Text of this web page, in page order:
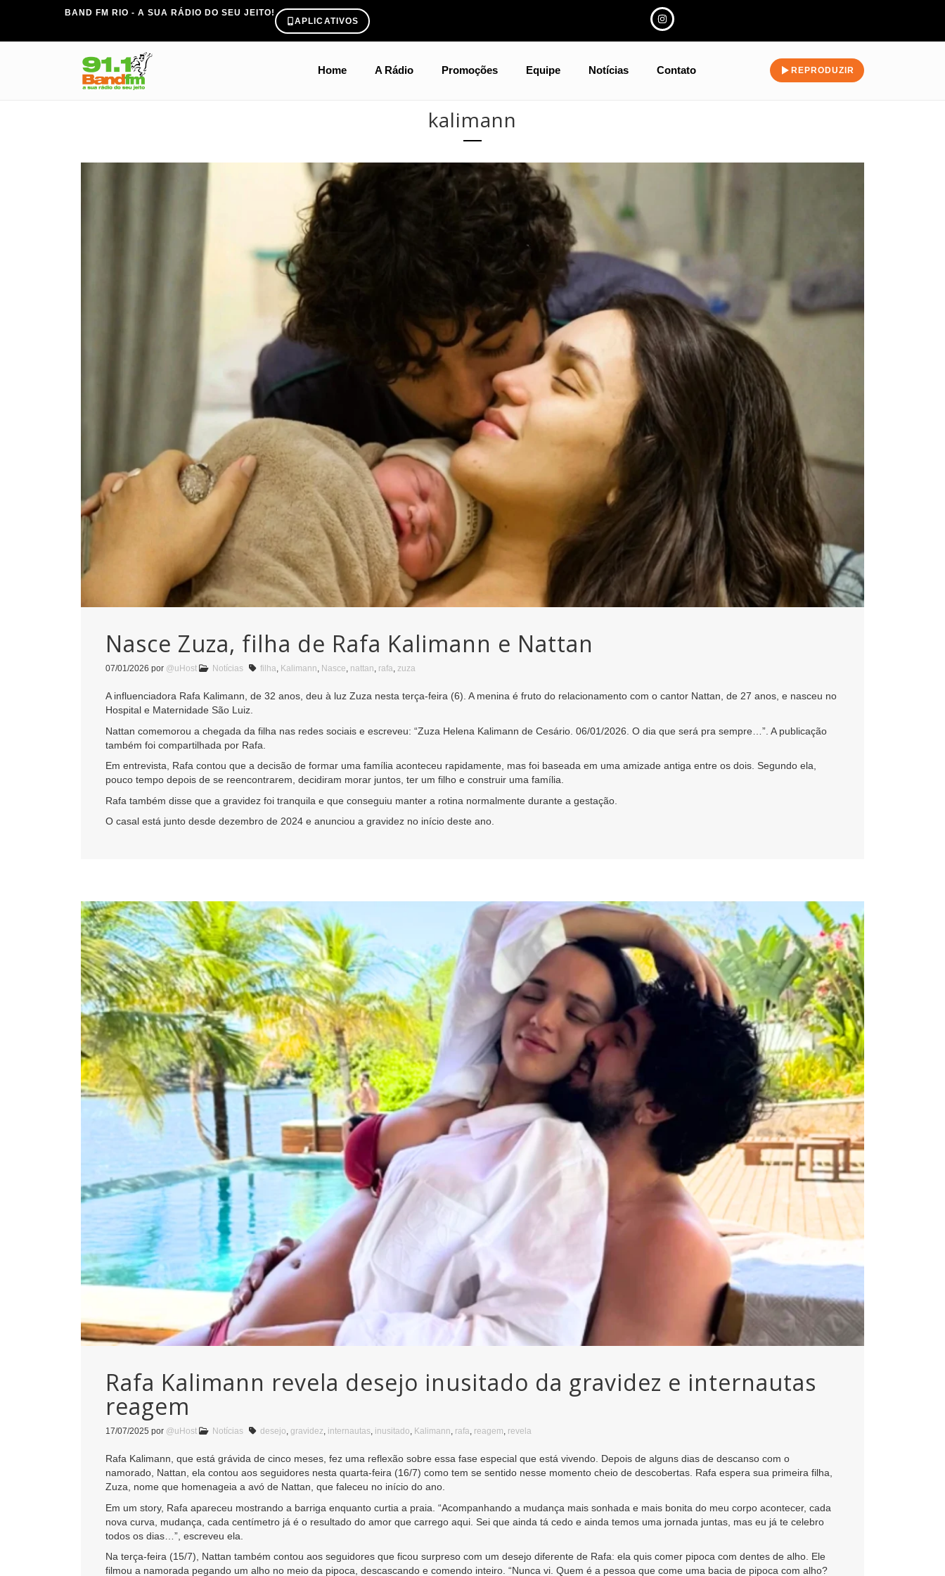
BAND FM RIO - A SUA RÁDIO DO SEU JEITO!
APLICATIVOS
Home A Rádio Promoções Equipe Notícias Contato REPRODUZIR
kalimann
Nasce Zuza, filha de Rafa Kalimann e Nattan
07/01/2026 por @uHost Notícias filha, Kalimann, Nasce, nattan, rafa, zuza
A influenciadora Rafa Kalimann, de 32 anos, deu à luz Zuza nesta terça-feira (6). A menina é fruto do relacionamento com o cantor Nattan, de 27 anos, e nasceu no
Hospital e Maternidade São Luiz.
Nattan comemorou a chegada da filha nas redes sociais e escreveu: “Zuza Helena Kalimann de Cesário. 06/01/2026. O dia que será pra sempre…”. A publicação
também foi compartilhada por Rafa.
Em entrevista, Rafa contou que a decisão de formar uma família aconteceu rapidamente, mas foi baseada em uma amizade antiga entre os dois. Segundo ela,
pouco tempo depois de se reencontrarem, decidiram morar juntos, ter um filho e construir uma família.
Rafa também disse que a gravidez foi tranquila e que conseguiu manter a rotina normalmente durante a gestação.
O casal está junto desde dezembro de 2024 e anunciou a gravidez no início deste ano.
Rafa Kalimann revela desejo inusitado da gravidez e internautas
reagem
17/07/2025 por @uHost Notícias desejo, gravidez, internautas, inusitado, Kalimann, rafa, reagem, revela
Rafa Kalimann, que está grávida de cinco meses, fez uma reflexão sobre essa fase especial que está vivendo. Depois de alguns dias de descanso com o
namorado, Nattan, ela contou aos seguidores nesta quarta-feira (16/7) como tem se sentido nesse momento cheio de descobertas. Rafa espera sua primeira filha,
Zuza, nome que homenageia a avó de Nattan, que faleceu no início do ano.
Em um story, Rafa apareceu mostrando a barriga enquanto curtia a praia. “Acompanhando a mudança mais sonhada e mais bonita do meu corpo acontecer, cada
nova curva, mudança, cada centímetro já é o resultado do amor que carrego aqui. Sei que ainda tá cedo e ainda temos uma jornada juntas, mas eu já te celebro
todos os dias…”, escreveu ela.
Na terça-feira (15/7), Nattan também contou aos seguidores que ficou surpreso com um desejo diferente de Rafa: ela quis comer pipoca com dentes de alho. Ele
filmou a namorada pegando um alho no meio da pipoca, descascando e comendo inteiro. “Nunca vi. Quem é a pessoa que come uma bacia de pipoca com alho?